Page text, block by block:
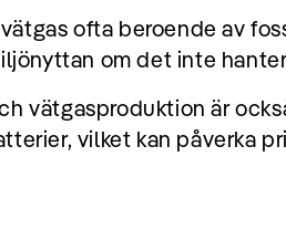
ofta beroende av
om det inte
vätgasproduktion är
vilket kan påverka